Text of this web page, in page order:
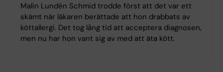
Malin Lundén Schmid trodde först att det var ett
skämt när läkaren berättade att hon drabbats av
köttallergi. Det tog lång tid att acceptera diagnosen,
men nu har hon vant sig av med att äta kött.